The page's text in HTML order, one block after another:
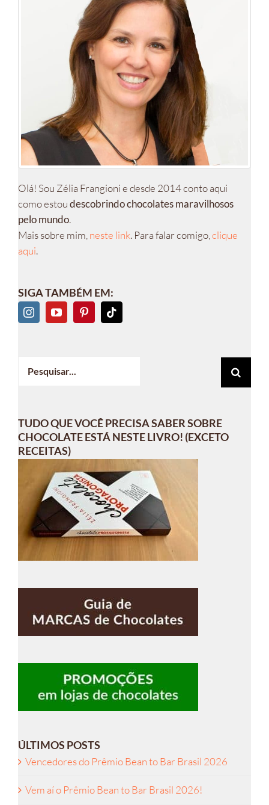
Olá! Sou Zélia Frangioni e desde 2014 conto aqui
como estoudescobrindo chocolates maravilhosos
pelo mundo.
Mais sobre mim, neste link. Para falar comigo, clique
aqui.
SIGA TAMBÉM EM:
resultados
TUDO QUE VOCÊ PRECISA SABER SOBRE
CHOCOLATE ESTÁ NESTE LIVRO! (EXCETO
RECEITAS)
ÚLTIMOS POSTS
Vencedores do Prêmio Bean to Bar Brasil 2026
Vem aí o Prêmio Bean to Bar Brasil 2026!